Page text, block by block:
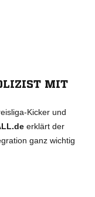
MIT
Kicker und
erklärt der
ganz wichtig